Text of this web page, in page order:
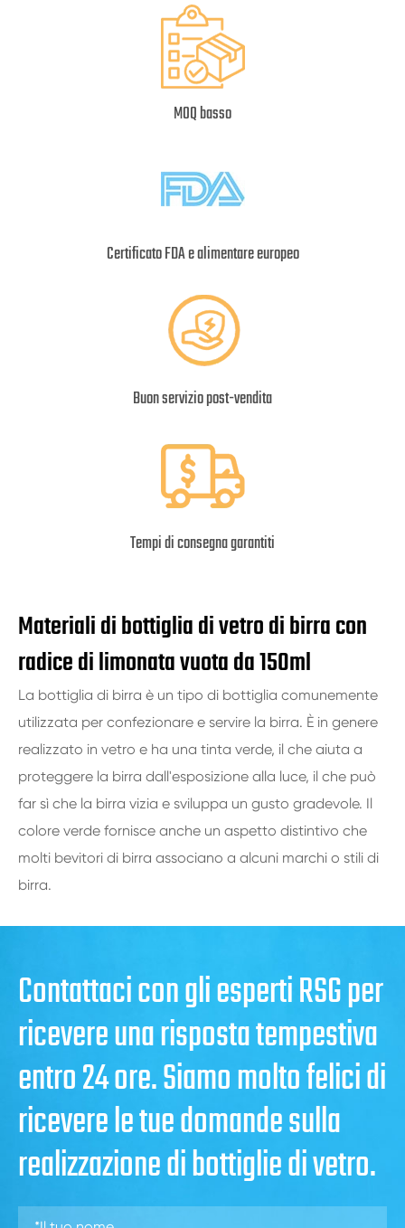
MOQ basso
Certificato FDA e alimentare europeo
Buon servizio post-vendita
Tempi di consegna garantiti
Materiali di bottiglia di vetro di birra con
radice di limonata vuota da 150ml
La bottiglia di birra è un tipo di bottiglia comunemente
utilizzata per confezionare e servire la birra. È in genere
realizzato in vetro e ha una tinta verde, il che aiuta a
proteggere la birra dall'esposizione alla luce, il che può
far sì che la birra vizia e sviluppa un gusto gradevole. Il
colore verde fornisce anche un aspetto distintivo che
molti bevitori di birra associano a alcuni marchi o stili di
birra.
Contattaci con gli esperti RSG per
ricevere una risposta tempestiva
entro 24 ore. Siamo molto felici di
ricevere le tue domande sulla
realizzazione di bottiglie di vetro.